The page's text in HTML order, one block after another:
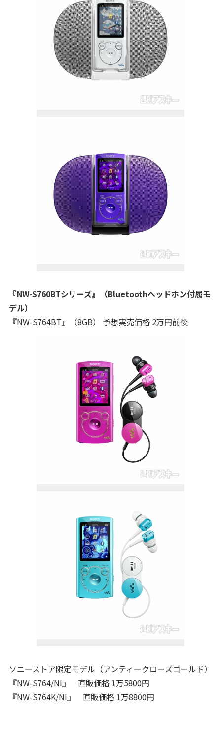
『NW-S760BTシリーズ』（Bluetoothヘッドホン付属モ
デル）
『NW-S764BT』（8GB） 予想実売価格 2万円前後
ソニーストア限定モデル（アンティークローズゴールド）
『NW-S764/NI』 直販価格 1万5800円
『NW-S764K/NI』 直販価格 1万8800円